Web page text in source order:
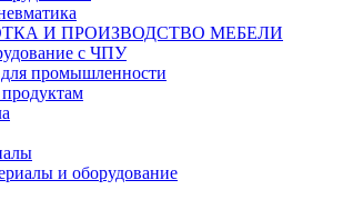
И ПРОИЗВОДСТВО МЕБЕЛИ
с ЧПУ
промышленности
и оборудование